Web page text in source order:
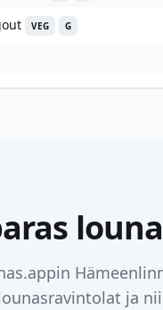
VEG G
ja